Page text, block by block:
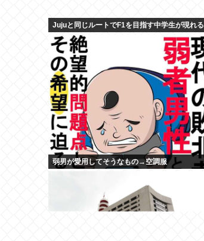
Jujuと同じルートでF1を目指す中学生が現れる
弱男が愛用してそうなもの→空調服